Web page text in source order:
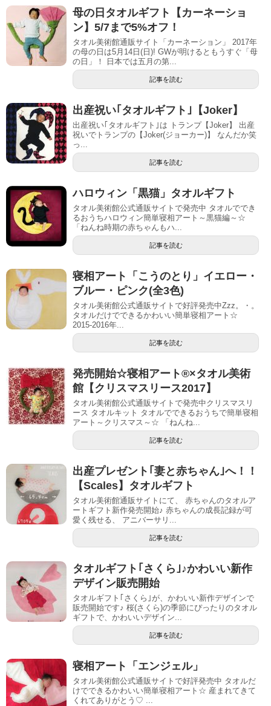
母の日タオルギフト【カーネーショ
ン】5/7まで5%オフ！
タオル美術館通販サイト「カーネーション」 2017年
の母の日は5月14日(日)! GWが明けるともうすぐ「母
の日」！ 日本では五月の第...
記事を読む
出産祝い｢タオルギフト｣【Joker】
出産祝い｢タオルギフト｣は トランプ【Joker】 出産
祝いでトランプの【Joker(ジョーカー)】 なんだか笑
っ...
記事を読む
ハロウィン「黒猫」タオルギフト
タオル美術館公式通販サイトで発売中 タオルででき
るおうちハロウィン簡単寝相アート～黒猫編～☆
「ねんね時期の赤ちゃんもハ...
記事を読む
寝相アート「こうのとり」イエロー・
ブルー・ピンク(全3色)
タオル美術館公式通販サイトで好評発売中Zzz。・。
タオルだけでできるかわいい簡単寝相アート☆
2015-2016年...
記事を読む
発売開始☆寝相アート®︎×タオル美術
館【クリスマスリース2017】
タオル美術館公式通販サイトで発売中クリスマスリ
ース タオルキット タオルでできるおうちで簡単寝相
アート～クリスマス～☆ 「ねんね...
記事を読む
出産プレゼント｢妻と赤ちゃん｣へ！！
【Scales】タオルギフト
タオル美術館通販サイトにて、 赤ちゃんのタオルア
ートギフト新作発売開始♪ 赤ちゃんの成長記録が可
愛く残せる、 アニバーサリ...
記事を読む
タオルギフト｢さくら｣♪かわいい新作
デザイン販売開始
タオルギフト｢さくら｣が、かわいい新作デザインで
販売開始です♪ 桜(さくら)の季節にぴったりのタオル
ギフトで、かわいいデザイン...
記事を読む
寝相アート「エンジェル」
タオル美術館公式通販サイトで好評発売中 タオルだ
けでできるかわいい簡単寝相アート☆ 産まれてきて
くれてありがとう♡ ...